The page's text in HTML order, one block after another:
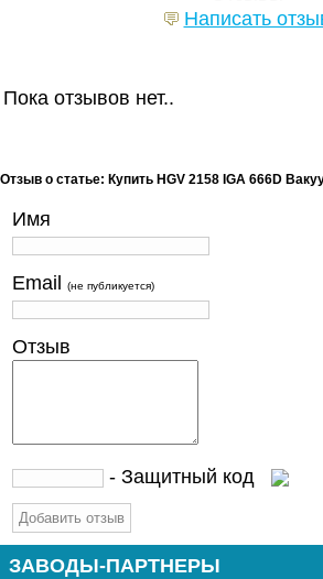
Написать
Пока отзывов нет..
Отзыв о статье: Купить HGV 2158 IGA 666D
Имя
Email (не публикуется)
Отзыв
- Защитный код
ЗАВОДЫ-ПАРТНЕРЫ